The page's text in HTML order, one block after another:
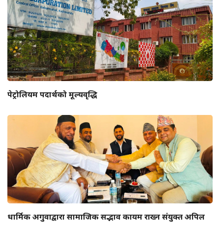
पेट्रोलियम पदार्थको मूल्यवृद्धि
धार्मिक अगुवाद्वारा सामाजिक सद्भाव कायम राख्न संयुक्त अपिल